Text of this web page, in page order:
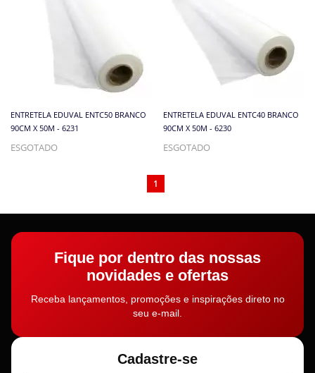
ENTRETELA EDUVAL ENTC50 BRANCO
90CM X 50M - 6231
ESGOTADO
ENTRETELA EDUVAL ENTC40 BRANCO
90CM X 50M - 6230
ESGOTADO
1
Fique por dentro das nossas
novidades e ofertas
Receba lançamentos, promoções e inspirações direto no
seu e-mail.
Cadastre-se